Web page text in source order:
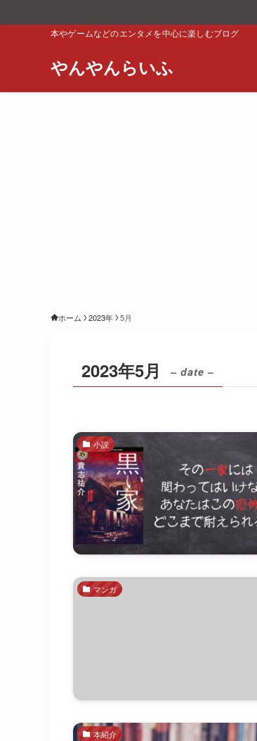
本やゲームなどのエンタメを中心に楽しむブログ
やんやんらいふ
ホーム 2023年 5月
2023年5月 – date –
小説
マンガ
本紹介